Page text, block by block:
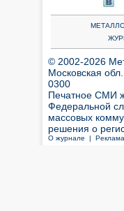
© 2002-2026
Московская
0300
Печатное СМИ
Федеральной
массовых
решения о
О журнале |